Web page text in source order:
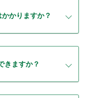
かりますか？
きますか？